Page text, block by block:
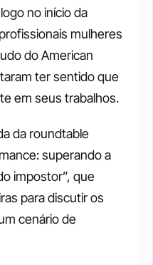
no início da
mulheres
do American
ter sentido que
em seus trabalhos.
da roundtable
superando a
impostor”, que
para discutir os
cenário de